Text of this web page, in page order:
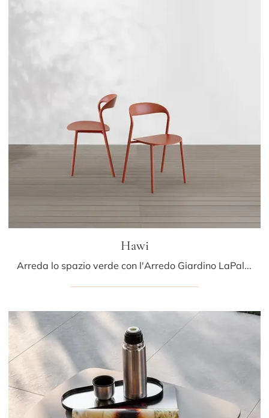
Hawi
Arreda lo spazio verde con l'Arredo Giardino LaPalma! Set e sedie da giardino in plastica, come il modello Hawi, ti attendono!